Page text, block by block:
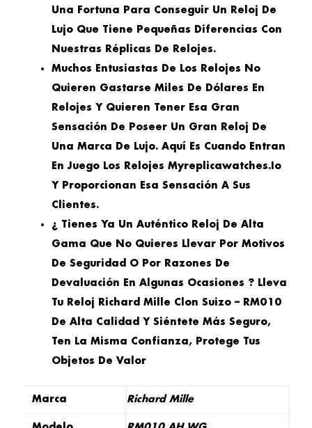
Una Fortuna Para Conseguir Un Reloj De
Lujo Que Tiene Pequeñas Diferencias Con
Nuestras Réplicas De Relojes.
Muchos Entusiastas De Los Relojes No
Quieren Gastarse Miles De Dólares En
Relojes Y Quieren Tener Esa Gran
Sensación De Poseer Un Gran Reloj De
Una Marca De Lujo. Aquí Es Cuando Entran
En Juego Los Relojes Myreplicawatches.io
Y Proporcionan Esa Sensación A Sus
Clientes.
¿ Tienes Ya Un Auténtico Reloj De Alta
Gama Que No Quieres Llevar Por Motivos
De Seguridad O Por Razones De
Devaluación En Algunas Ocasiones ? Lleva
Tu Reloj Richard Mille Clon Suizo – RM010
De Alta Calidad Y Siéntete Más Seguro,
Ten La Misma Confianza, Protege Tus
Objetos De Valor
Marca Richard Mille